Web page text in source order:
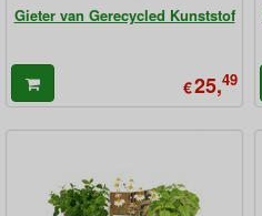
Gieter van Gerecycled Kunststof
€25,49